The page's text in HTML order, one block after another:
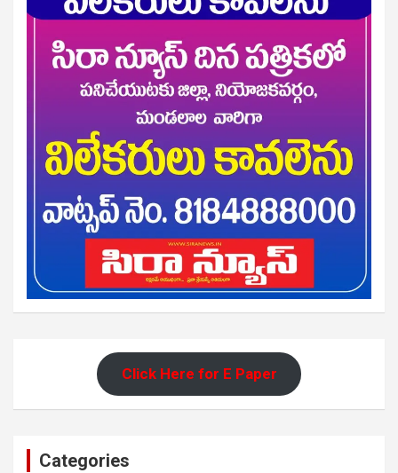
Click Here for E Paper
Categories